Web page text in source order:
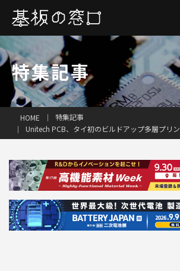
一括見積り
特集記事
HOME
特集記事
Unitech PCB、タイ初のビルドアップ多層プリント配線板工場の開所式を開催